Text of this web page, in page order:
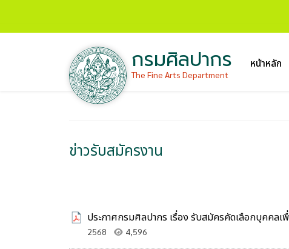
กรมศิลปากร
The Fine Arts Department
หน้าหลัก
ข่าวรับสมัครงาน
ประกาศกรมศิลปากร เรื่อง รับสมัครคัดเลือกบุคคล
2568
4,596